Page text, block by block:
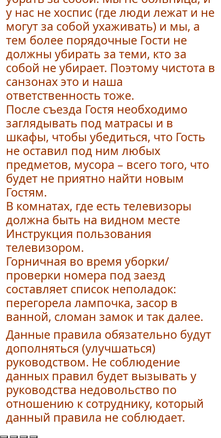
у нас не хоспис (где люди лежат и не
могут за собой ухаживать) и мы, а
тем более порядочные Гости не
должны убирать за теми, кто за
собой не убирает. Поэтому чистота в
санзонах это и наша
ответственность тоже.
После съезда Гостя необходимо
заглядывать под матрасы и в
шкафы, чтобы убедиться, что Гость
не оставил под ним любых
предметов, мусора – всего того, что
будет не приятно найти новым
Гостям.
В комнатах, где есть телевизоры
должна быть на видном месте
Инструкция пользования
телевизором.
Горничная во время уборки/
проверки номера под заезд
составляет список неполадок:
перегорела лампочка, засор в
ванной, сломан замок и так далее.
Данные правила обязательно будут
дополняться (улучшаться)
руководством. Не соблюдение
данных правил будет вызывать у
руководства недовольство по
отношению к сотруднику, который
данный правила не соблюдает.